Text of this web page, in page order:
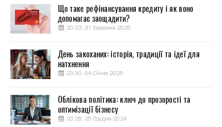
Що таке рефінансування кредиту і як воно
допомагає заощадити?
20:33, 31 Березня 2025
День закоханих: історія, традиції та ідеї для
натхнення
23:30, 04 Січня 2025
Облікова політика: ключ до прозорості та
оптимізації бізнесу
20:28, 25 Грудня 2024